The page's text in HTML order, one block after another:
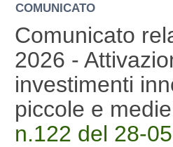
COMUNICATO
Comunicato
2026 -
investimenti
piccole e
n.122 del 28-